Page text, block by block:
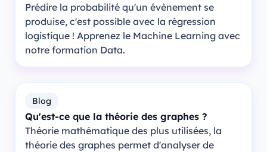
Prédire la probabilité qu'un évènement se
produise, c'est possible avec la régression
logistique ! Apprenez le Machine Learning avec
notre formation Data.
Blog
Qu'est-ce que la théorie des graphes ?
Théorie mathématique des plus utilisées, la
théorie des graphes permet d'analyser de